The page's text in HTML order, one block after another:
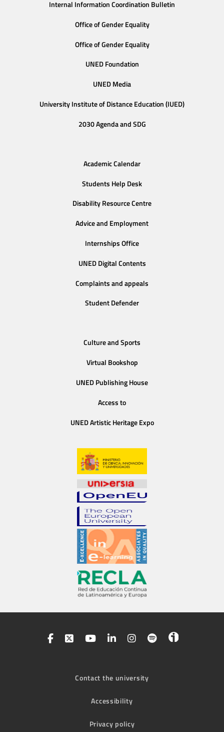
Internal Information Coordination Bulletin
Office of Gender Equality
Office of Gender Equality
UNED Foundation
UNED Media
University Institute of Distance Education (IUED)
2030 Agenda and SDG
Academic Calendar
Students Help Desk
Disability Resource Centre
Advice and Employment
Internships Office
UNED Digital Contents
Complaints and appeals
Student Defender
Culture and Sports
Virtual Bookshop
UNED Publishing House
Access to
UNED Artistic Heritage Expo
Contact the university
Accessibility
Privacy policy